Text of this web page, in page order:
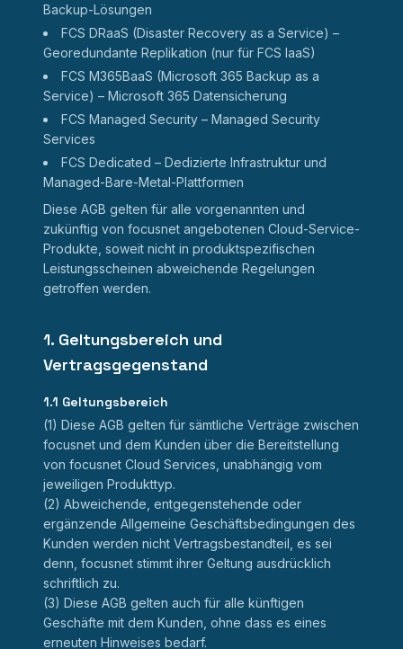
Backup-Lösungen
FCS DRaaS (Disaster Recovery as a Service) –
Georedundante Replikation (nur für FCS IaaS)
FCS M365BaaS (Microsoft 365 Backup as a
Service) – Microsoft 365 Datensicherung
FCS Managed Security – Managed Security
Services
FCS Dedicated – Dedizierte Infrastruktur und
Managed-Bare-Metal-Plattformen
Diese AGB gelten für alle vorgenannten und
zukünftig von focusnet angebotenen Cloud-Service-
Produkte, soweit nicht in produktspezifischen
Leistungsscheinen abweichende Regelungen
getroffen werden.
1. Geltungsbereich und
Vertragsgegenstand
1.1 Geltungsbereich
(1) Diese AGB gelten für sämtliche Verträge zwischen
focusnet und dem Kunden über die Bereitstellung
von focusnet Cloud Services, unabhängig vom
jeweiligen Produkttyp.
(2) Abweichende, entgegenstehende oder
ergänzende Allgemeine Geschäftsbedingungen des
Kunden werden nicht Vertragsbestandteil, es sei
denn, focusnet stimmt ihrer Geltung ausdrücklich
schriftlich zu.
(3) Diese AGB gelten auch für alle künftigen
Geschäfte mit dem Kunden, ohne dass es eines
erneuten Hinweises bedarf.